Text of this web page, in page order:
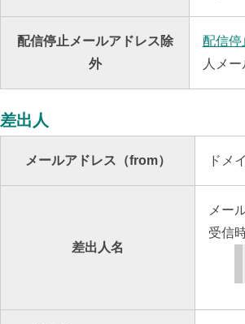
配信停止メールアドレス除
外
配信停
人メ
差出人
メールアドレス（from） ドメ
差出人名
メー
受信